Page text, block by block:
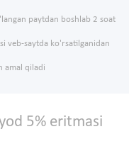
paytdan boshlab 2 soat
veb-saytda ko'rsatilganidan
amal qiladi
5% eritmasi